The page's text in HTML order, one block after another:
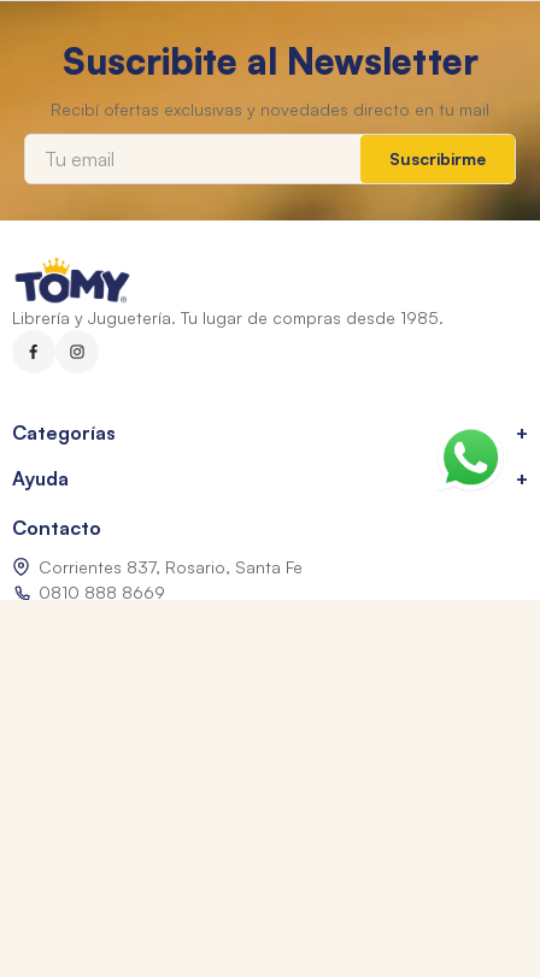
Suscribite al Newsletter
Suscribirme
Librería y Juguetería. Tu lugar de compras desde 1985.
Categorías
+
Ayuda
+
Contacto
Corrientes 837, Rosario, Santa Fe
0810 888 8669